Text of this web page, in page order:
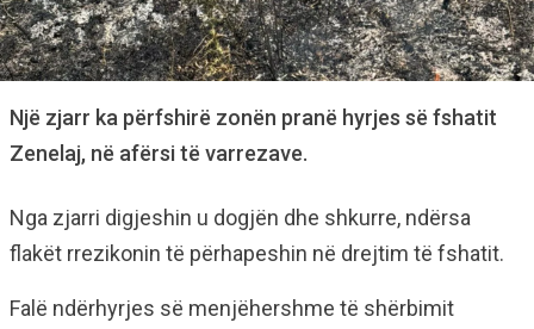
Një zjarr ka përfshirë zonën pranë hyrjes së fshatit
Zenelaj, në afërsi të varrezave.
Nga zjarri digjeshin u dogjën dhe shkurre, ndërsa
flakët rrezikonin të përhapeshin në drejtim të fshatit.
Falë ndërhyrjes së menjëhershme të shërbimit